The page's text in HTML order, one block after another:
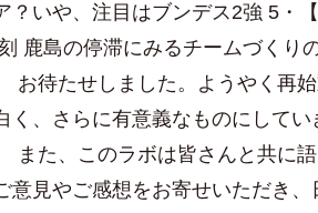
？いや、注目はブンデス2強 5・
鹿島の停滞にみるチームづくり
待たせしました。ようやく再始
く、さらに有意義なものにして
た、このラボは皆さんと共に
意見やご感想をお寄せいただき